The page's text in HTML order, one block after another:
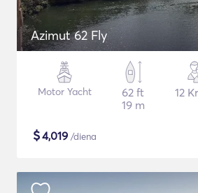
Azimut 62 Fly
Motor Yacht
62 ft
19 m
12
$4,019 /diena